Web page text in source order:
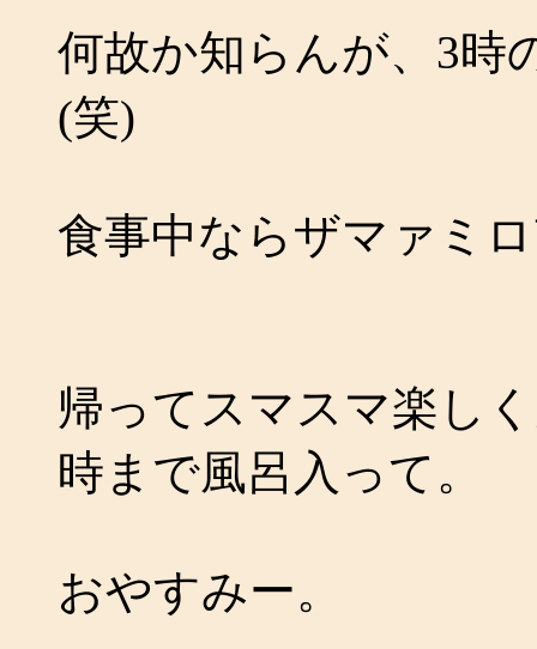
何故か知らんが、3時
(笑)
食事中ならザマァミ
帰ってスマスマ楽し
時まで風呂入って。
おやすみー。